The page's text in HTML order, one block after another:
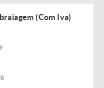
(Com Iva)